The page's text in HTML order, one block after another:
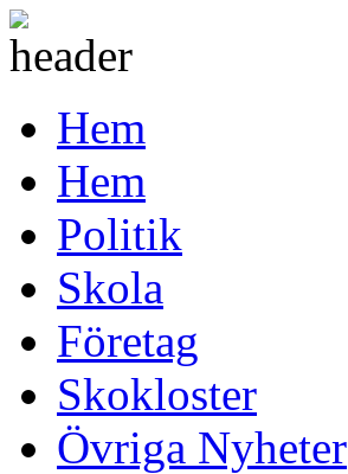
Hem
Hem
Politik
Skola
Företag
Skokloster
Övriga Nyheter